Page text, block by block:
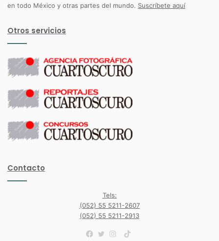
en todo México y otras partes del mundo. Suscríbete aquí
Otros servicios
Contacto
Tels:
(052) 55 5211-2607
(052) 55 5211-2913
TikTok